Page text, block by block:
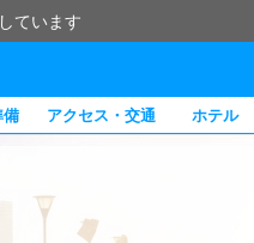
ています
備 アクセス・交通 ホテル